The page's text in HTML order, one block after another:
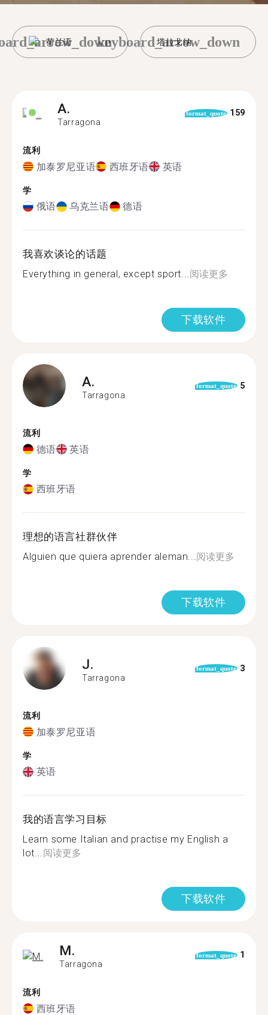
荷兰语 塔拉戈纳
keyboard_arrow_down
A.
Tarragona
format_quote 159
流利
加泰罗尼亚语 西班牙语 英语
学
俄语 乌克兰语 德语
我喜欢谈论的话题
Everything in general, except sport...阅读更多
下载软件
A.
Tarragona
format_quote 5
流利
德语 英语
学
西班牙语
理想的语言社群伙伴
Alguien que quiera aprender aleman...阅读更多
下载软件
J.
Tarragona
format_quote 3
流利
加泰罗尼亚语
学
英语
我的语言学习目标
Learn some Italian and practise my English a
lot...阅读更多
下载软件
M.
Tarragona
format_quote 1
流利
西班牙语